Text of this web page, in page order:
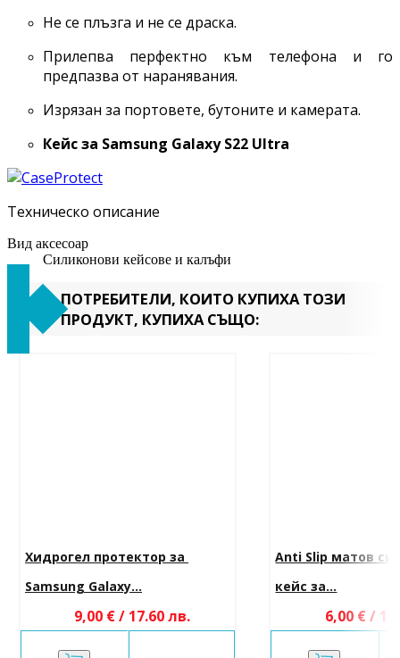
Не се плъзга и не се драска.
Прилепва перфектно към телефона и го
предпазва от наранявания.
Изрязан за портовете, бутоните и камерата.
Кейс за Samsung GalaxyS22 Ultra
Техническо описание
Вид аксесоар
Силиконови кейсове и калъфи
ПОТРЕБИТЕЛИ, КОИТО КУПИХА ТОЗИ
ПРОДУКТ, КУПИХА СЪЩО:
Хидрогел протектор за
Samsung Galaxy...
9,00 € / 17.60 лв.
Anti Slip матов
кейс за...
6,00 € /